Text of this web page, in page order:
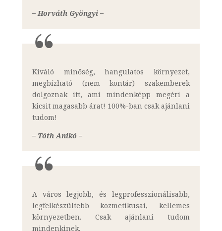
– Horváth Gyöngyi –
Kiváló minőség, hangulatos környezet,
megbízható (nem kontár) szakemberek
dolgoznak itt, ami mindenképp megéri a
kicsit magasabb árat! 100%-ban csak ajánlani
tudom!
– Tóth Anikó –
A város legjobb, és legprofesszionálisabb,
legfelkészültebb kozmetikusai, kellemes
környezetben. Csak ajánlani tudom
mindenkinek.